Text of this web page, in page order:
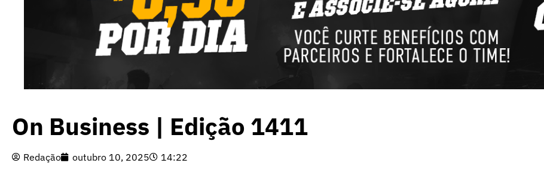
On Business | Edição 1411
Redação outubro 10, 2025 14:22